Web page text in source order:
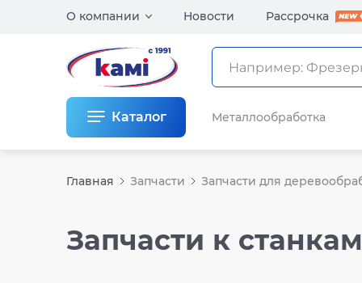
О компании Новости Рассрочка
Каталог Металлообработка
Главная Запчасти Запчасти для
Запчасти к